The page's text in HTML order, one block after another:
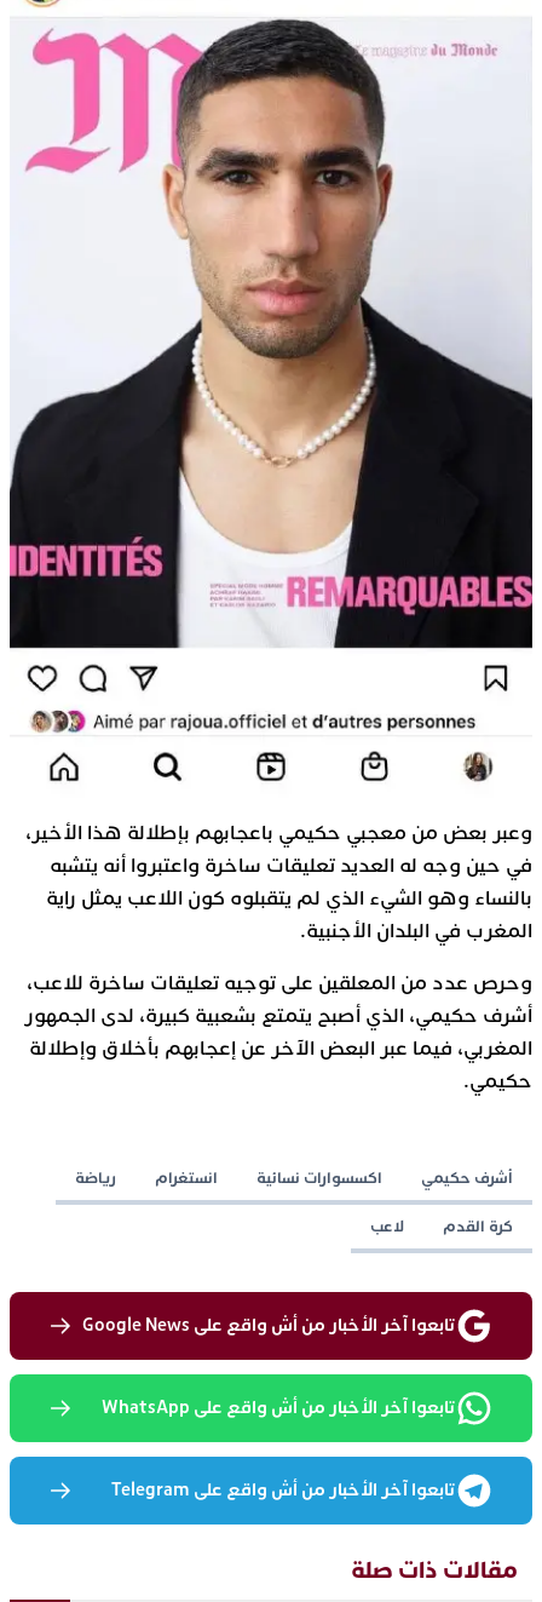
وعبر بعض من معجبي حكيمي باعجابهم بإطلالة هذا الأخير،
في حين وجه له العديد تعليقات ساخرة واعتبروا أنه يتشبه
بالنساء وهو الشيء الذي لم يتقبلوه كون اللاعب يمثل راية
المغرب في البلدان الأجنبية.
وحرص عدد من المعلقين على توجيه تعليقات ساخرة للاعب،
أشرف حكيمي، الذي أصبح يتمتع بشعبية كبيرة، لدى الجمهور
المغربي، فيما عبر البعض الآخر عن إعجابهم بأخلاق وإطلالة
حكيمي.
أشرف حكيمي اكسسوارات نسائية انستغرام رياضة
كرة القدم لاعب
تابعوا آخر الأخبار من أش واقع على Google News
تابعوا آخر الأخبار من أش واقع على WhatsApp
تابعوا آخر الأخبار من أش واقع على Telegram
مقالات ذات صلة